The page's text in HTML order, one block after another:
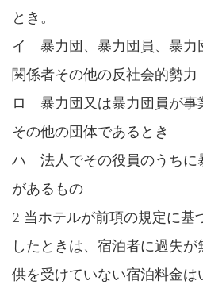
とき。
イ 暴力団、暴力団員、暴力
関係者その他の反社会的勢力
ロ 暴力団又は暴力団員が事
その他の団体であるとき
ハ 法人でその役員のうちに
があるもの
2 当ホテルが前項の規定に基
したときは、宿泊者に過失
供を受けていない宿泊料金は